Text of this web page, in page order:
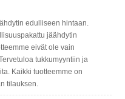
edulliseen hintaan.
jäähdytin
eivät ole vain
tukkumyyntiin ja
Kaikki tuotteemme on
tilauksen.